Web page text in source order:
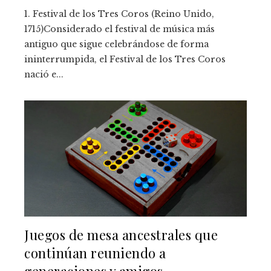
1. Festival de los Tres Coros (Reino Unido,
1715)Considerado el festival de música más
antiguo que sigue celebrándose de forma
ininterrumpida, el Festival de los Tres Coros
nació e...
Juegos de mesa ancestrales que
continúan reuniendo a